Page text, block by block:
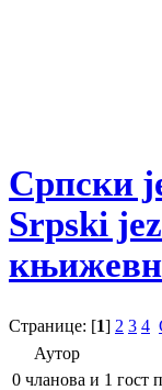
Српски
Srpski
Странице: [1] 2 3 4
Аутор
0 чланова и 1 гост